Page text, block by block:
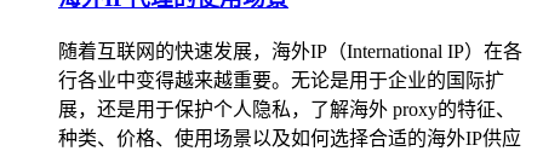
随着互联网的快速发展，海外IP（International IP）在各
行各业中变得越来越重要。无论是用于企业的国际扩
展，还是用于保护个人隐私，了解海外 proxy的特征、
种类、价格、使用场景以及如何选择合适的海外IP供应